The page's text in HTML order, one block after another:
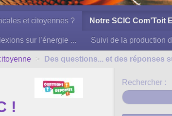
et citoyennes ? Notre SCIC Com’Toit
sur l’énergie ... Suivi de la production
> Des questions... et des réponses
!
Rechercher :